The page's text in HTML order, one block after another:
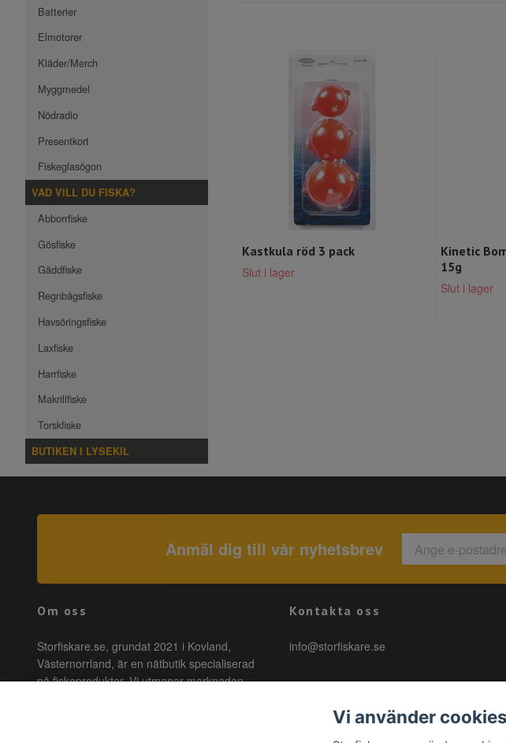
Batterier
Elmotorer
Kläder/Merch
Myggmedel
Nödradio
Presentkort
Fiskeglasögon
VAD VILL DU FISKA?
Abborrfiske
Gösfiske
Gäddfiske
Regnbågsfiske
Havsöringsfiske
Laxfiske
Harrfiske
Makrillfiske
Torskfiske
BUTIKEN I LYSEKIL
Kastkula röd 3 pack
Slut i lager
Kinetic
15g
Slut i lager
Anmäl dig till vår nyhetsbrev
Om oss
Storfiskare.se, grundat 2021 i Kovland,
Västernorrland, är en nätbutik specialiserad
på fiskeprodukter. Vi utmanar marknaden
Kontakta oss
info@storfiskare.se
Vi använder cookies